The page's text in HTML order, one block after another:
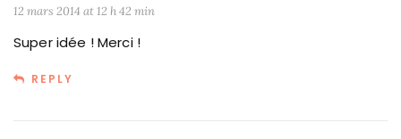
12 mars 2014 at 12 h 42 min
Super idée ! Merci !
REPLY